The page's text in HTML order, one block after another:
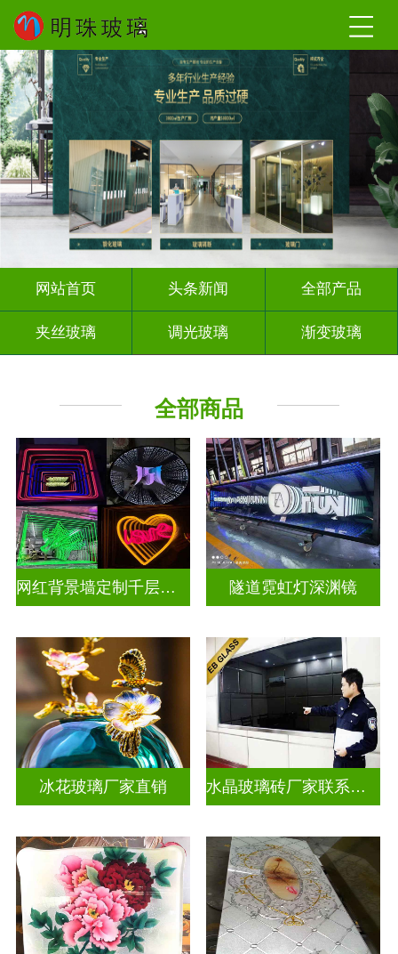
网站首页 头条新闻 全部产品
夹丝玻璃 调光玻璃 渐变玻璃
其它玻璃
全部商品
网红背景墙定制千层镜深渊镜 隧道霓虹灯深渊镜
冰花玻璃厂家直销 水晶玻璃砖厂家联系方式